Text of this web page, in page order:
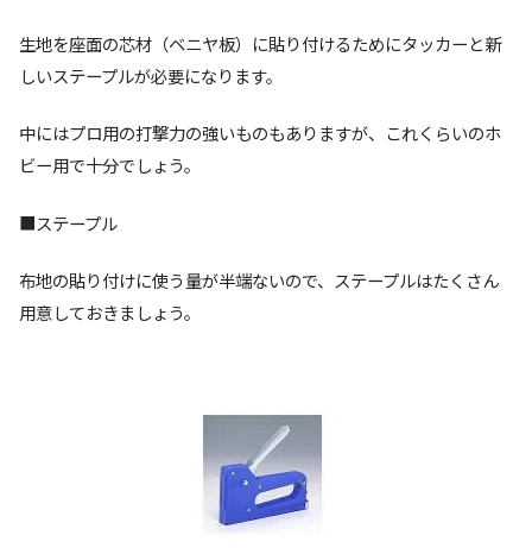
生地を座面の芯材（ベニヤ板）に貼り付けるためにタッカーと新
しいステープルが必要になります。
中にはプロ用の打撃力の強いものもありますが、これくらいのホ
ビー用で十分でしょう。
■ステープル
布地の貼り付けに使う量が半端ないので、ステープルはたくさん
用意しておきましょう。